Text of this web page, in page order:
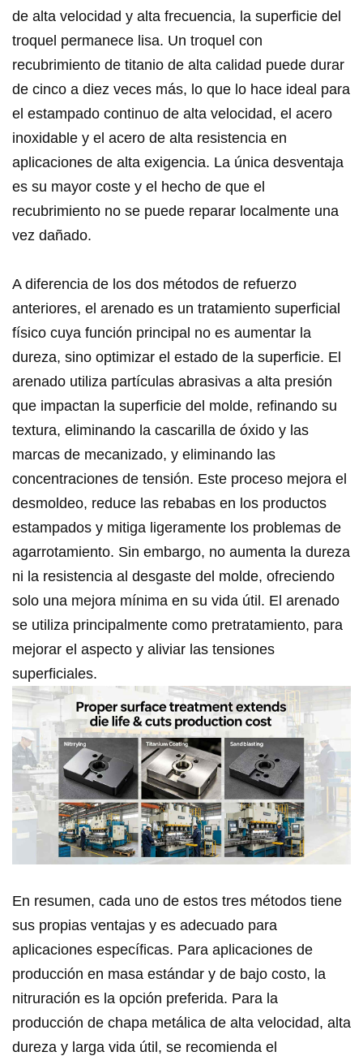
de alta velocidad y alta frecuencia, la superficie del
troquel permanece lisa. Un troquel con
recubrimiento de titanio de alta calidad puede durar
de cinco a diez veces más, lo que lo hace ideal para
el estampado continuo de alta velocidad, el acero
inoxidable y el acero de alta resistencia en
aplicaciones de alta exigencia. La única desventaja
es su mayor coste y el hecho de que el
recubrimiento no se puede reparar localmente una
vez dañado.
A diferencia de los dos métodos de refuerzo
anteriores, el arenado es un tratamiento superficial
físico cuya función principal no es aumentar la
dureza, sino optimizar el estado de la superficie. El
arenado utiliza partículas abrasivas a alta presión
que impactan la superficie del molde, refinando su
textura, eliminando la cascarilla de óxido y las
marcas de mecanizado, y eliminando las
concentraciones de tensión. Este proceso mejora el
desmoldeo, reduce las rebabas en los productos
estampados y mitiga ligeramente los problemas de
agarrotamiento. Sin embargo, no aumenta la dureza
ni la resistencia al desgaste del molde, ofreciendo
solo una mejora mínima en su vida útil. El arenado
se utiliza principalmente como pretratamiento, para
mejorar el aspecto y aliviar las tensiones
superficiales.
En resumen, cada uno de estos tres métodos tiene
sus propias ventajas y es adecuado para
aplicaciones específicas. Para aplicaciones de
producción en masa estándar y de bajo costo, la
nitruración es la opción preferida. Para la
producción de chapa metálica de alta velocidad, alta
dureza y larga vida útil, se recomienda el